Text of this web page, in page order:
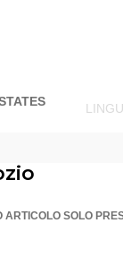
ARTICOLO SOLO